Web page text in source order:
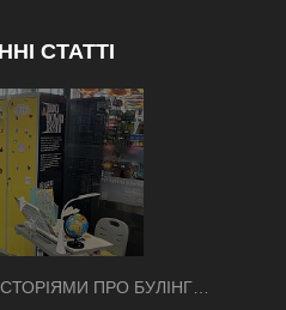
СТАТТІ
ПРО БУЛІНГ